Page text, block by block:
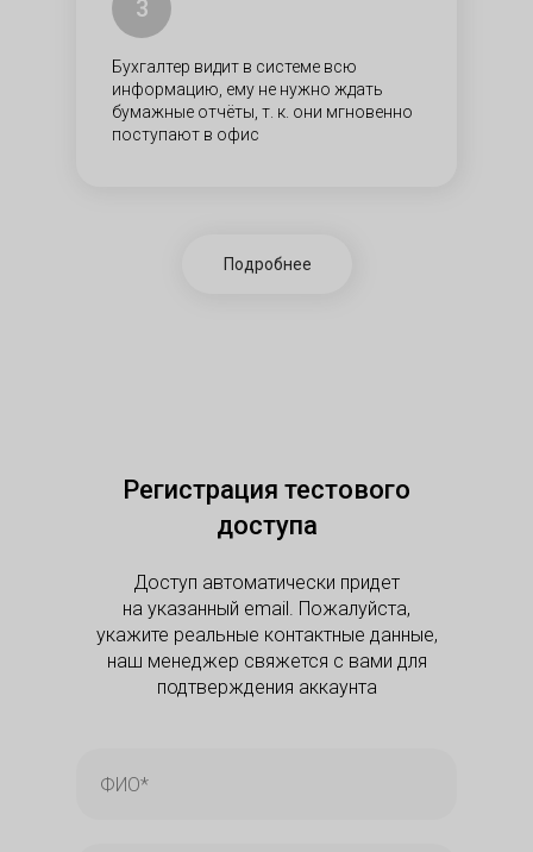
Бухгалтер видит в системе всю
информацию, ему не нужно ждать
бумажные отчёты, т. к. они мгновенно
поступают в офис​
Подробнее
3
Регистрация тестового
доступа
Доступ автоматически придет
на указанный email. Пожалуйста,
укажите реальные контактные данные,
наш менеджер свяжется с вами для
подтверждения аккаунта